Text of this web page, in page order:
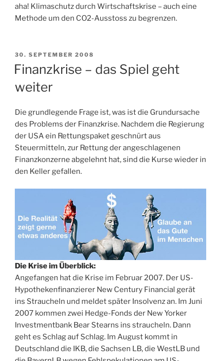
aha! Klimaschutz durch Wirtschaftskrise – auch eine
Methode um den CO2-Ausstoss zu begrenzen.
VERÖFFENTLICHT
AM
30. SEPTEMBER 2008
Finanzkrise – das Spiel geht
weiter
Die grundlegende Frage ist, was ist die Grundursache
des Problems der Finanzkrise. Nachdem die Regierung
der USA ein Rettungspaket geschnürt aus
Steuermitteln, zur Rettung der angeschlagenen
Finanzkonzerne abgelehnt hat, sind die Kurse wieder in
den Keller gefallen.
Die Krise im Überblick:
Angefangen hat die Krise im Februar 2007. Der US-
Hypothekenfinanzierer New Century Financial gerät
ins Straucheln und meldet später Insolvenz an. Im Juni
2007 kommen zwei Hedge-Fonds der New Yorker
Investmentbank Bear Stearns ins straucheln. Dann
geht es Schlag auf Schlag. Im August kommt in
Deutschland die IKB, die Sachsen LB, die WestLB und